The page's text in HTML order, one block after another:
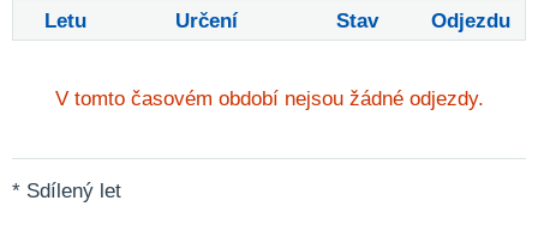
Letu Určení Stav Odjezdu
V tomto časovém období nejsou žádné odjezdy.
* Sdílený let